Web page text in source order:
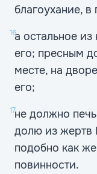
благоухание,
16а остальное
его; пресным
месте, на
его;
17не должно
долю из жертв
подобно как
повинности.